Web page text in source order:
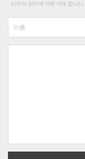
리자의 판단에 의해 삭제 합니다.